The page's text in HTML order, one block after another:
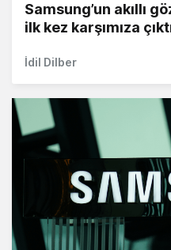
Samsung’un akıllı
ilk kez karşımıza
İdil Dilber